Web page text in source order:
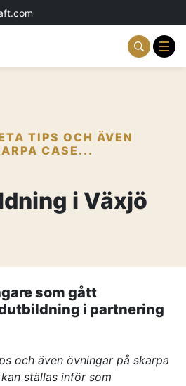
TIPS OCH ÄVEN
CASE...
i Växjö
som gått
i partnering
och även övningar på skarpa
ställas inför som